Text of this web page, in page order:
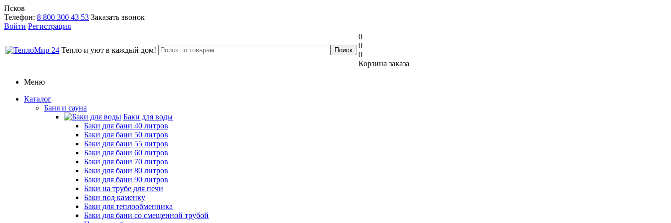
Псков
Телефон: 8 800 300 43 53 Заказать звонок
Войти Регистрация
Тепло и уют в каждый дом!
0
0
0
Корзина заказа
Меню
Каталог
Баня и сауна
Баки для воды
Баки для бани 40 литров
Баки для бани 50 литров
Баки для бани 55 литров
Баки для бани 60 литров
Баки для бани 70 литров
Баки для бани 80 литров
Баки для бани 90 литров
Баки на трубе для печи
Баки под каменку
Баки для теплообменника
Баки для бани со смещенной трубой